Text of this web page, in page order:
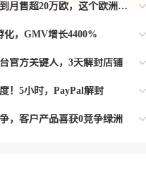
从试水到月售超20万欧，这个欧洲本土平台被低估了
化，GMV增长4400%
Gmarket卖家店铺经过ESG跨境客
官方关键人，3天解封店铺
解决了韩国平台店铺异常问题
！5小时，PayPal解封
Paypal支付和Onbuy平台双绿通道
，客户产品喜获0竞争绿洲
卖家成功上架市场热卖而平台稀